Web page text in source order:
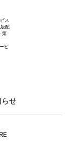
ス
配
第
ビ
せ